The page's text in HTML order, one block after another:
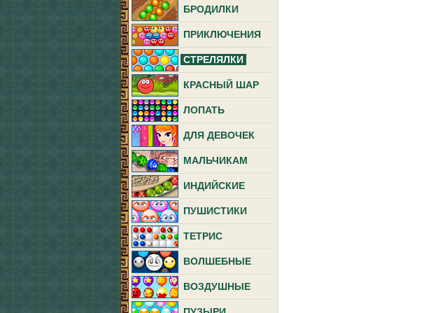
БРОДИЛКИ
ПРИКЛЮЧЕНИЯ
СТРЕЛЯЛКИ
КРАСНЫЙ ШАР
ЛОПАТЬ
ДЛЯ ДЕВОЧЕК
МАЛЬЧИКАМ
ИНДИЙСКИЕ
ПУШИСТИКИ
ТЕТРИС
ВОЛШЕБНЫЕ
ВОЗДУШНЫЕ